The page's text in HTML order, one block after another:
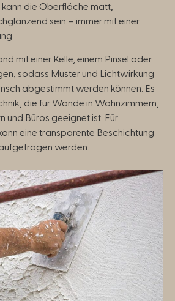
die Oberfläche matt,
sein – immer mit einer
mit einer Kelle, einem Pinsel oder
sodass Muster und Lichtwirkung
abgestimmt werden können. Es
die für Wände in Wohnzimmern,
und Büros geeignet ist. Für
eine transparente Beschichtung
werden.